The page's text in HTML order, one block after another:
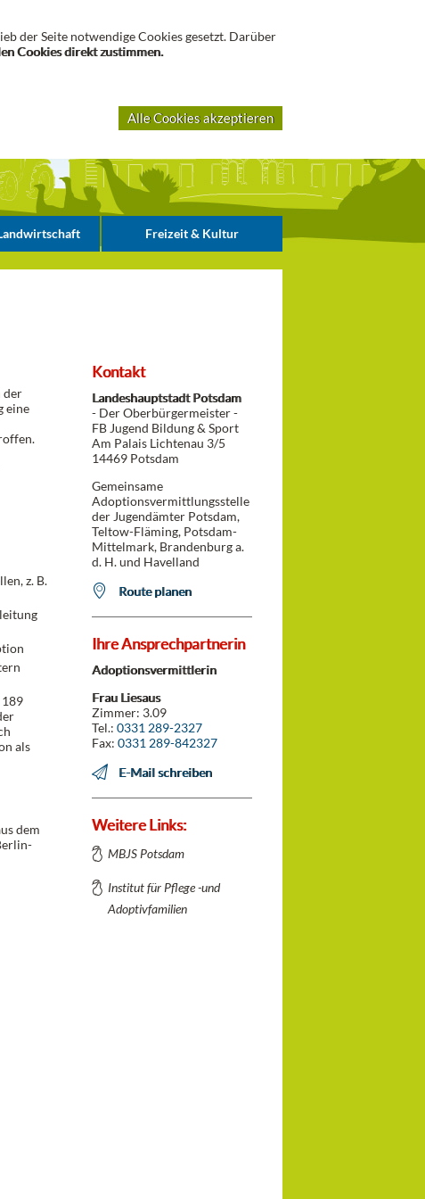
der Seite notwendige Cookies gesetzt. Darüber
Cookies direkt zustimmen.
Alle Cookies akzeptieren
Freizeit & Kultur
der
eine
z. B.
als
dem
Kontakt
Landeshauptstadt Potsdam
- Der Oberbürgermeister -
FB Jugend Bildung & Sport
Am Palais Lichtenau 3/5
14469 Potsdam
Gemeinsame
Adoptionsvermittlungsstelle
der Jugendämter Potsdam,
Teltow-Fläming, Potsdam-
Mittelmark, Brandenburg a.
d. H. und Havelland
Route planen
Ihre Ansprechpartnerin
Adoptionsvermittlerin
Frau Liesaus
Zimmer: 3.09
Tel.: 0331 289-2327
Fax: 0331 289-842327
E-Mail schreiben
Weitere Links:
MBJS Potsdam
Institut für Pflege -und
Adoptivfamilien